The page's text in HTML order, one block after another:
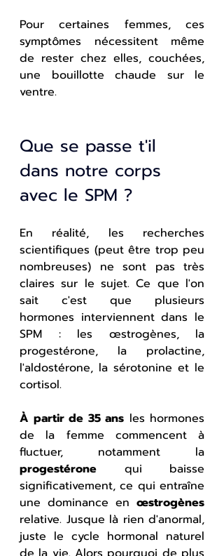
Pour certaines femmes, ces
symptômes nécessitent même
de rester chez elles, couchées,
une bouillotte chaude sur le
ventre.
Que se passe t'il
dans notre corps
avec le SPM ?
En réalité, les recherches
scientifiques (peut être trop peu
nombreuses) ne sont pas très
claires sur le sujet. Ce que l'on
sait c'est que plusieurs
hormones interviennent dans le
SPM : les œstrogènes, la
progestérone, la prolactine,
l'aldostérone, la sérotonine et le
cortisol.
À partir de 35 ans les hormones
de la femme commencent à
progestérone qui baisse
significativement, ce qui entraîne
une dominance en œstrogènes
relative. Jusque là rien d'anormal,
juste le cycle hormonal naturel